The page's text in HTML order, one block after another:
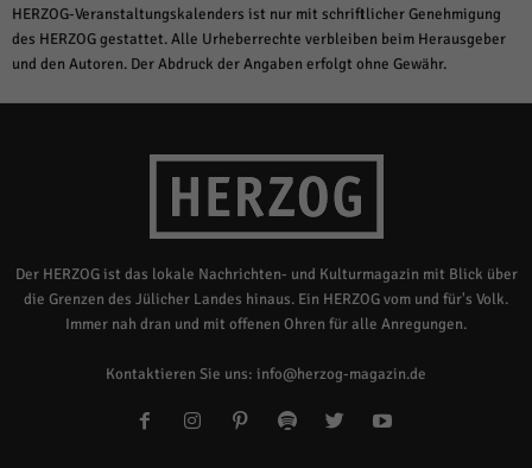
HERZOG-Veranstaltungskalenders ist nur mit schriftlicher Genehmigung
des HERZOG gestattet. Alle Urheberrechte verbleiben beim Herausgeber
und den Autoren. Der Abdruck der Angaben erfolgt ohne Gewähr.
Der HERZOG ist das lokale Nachrichten- und Kulturmagazin mit Blick über
die Grenzen des Jülicher Landes hinaus. Ein HERZOG vom und für's Volk.
Immer nah dran und mit offenen Ohren für alle Anregungen.
Kontaktieren Sie uns: info@herzog-magazin.de